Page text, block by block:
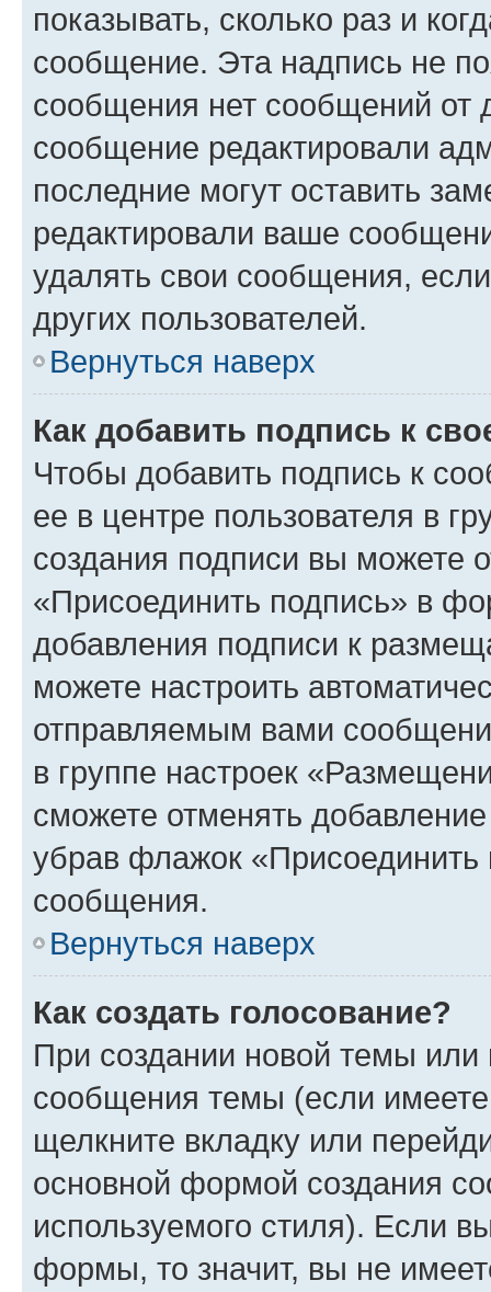
показывать, сколько раз и
сообщение. Эта надпись не
сообщения нет сообщений от
сообщение редактировали
последние могут оставить
редактировали ваше
удалять свои сообщения,
других пользователей.
Вернуться наверх
Как добавить подпись к
Чтобы добавить подпись к
ее в центре пользователя в
создания подписи вы можете
«Присоединить подпись» в
добавления подписи к
можете настроить
отправляемым вами
в группе настроек
сможете отменять
убрав флажок
сообщения.
Вернуться наверх
Как создать голосование?
При создании новой темы или
сообщения темы (если
щелкните вкладку или
основной формой создания
используемого стиля). Если
формы, то значит, вы не